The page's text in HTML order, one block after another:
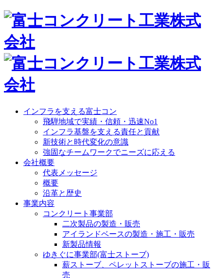
インフラを支える富士コン
飛騨地域で実績・信頼・迅速No1
インフラ基盤を支える責任と貢献
新技術と時代変化の意識
強固なチームワークでニーズに応える
会社概要
代表メッセージ
概要
沿革と歴史
事業内容
コンクリート事業部
二次製品の製造・販売
アイランドベースの製造・施工・販売
新製品情報
ゆきぐに事業部(富士ストーブ)
薪ストーブ、ペレットストーブの施工・販
売